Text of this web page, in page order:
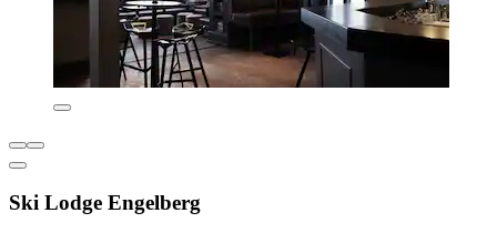
Ski Lodge Engelberg